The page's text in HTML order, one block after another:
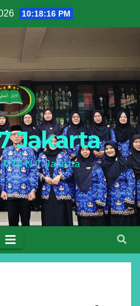
10:18:17 PM
Jakarta
N 7 Jakarta